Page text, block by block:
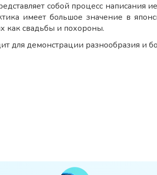
собой процесс написания
имеет большое значение в
как свадьбы и похороны.
для демонстрации разнообразия и